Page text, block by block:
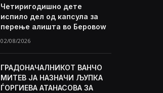
Четиригодишно дете
испило дел од капсула за
перење алишта во Беровоw
02/08/2026
ГРАДОНАЧАЛНИКОТ ВАНЧО
МИТЕВ ЈА НАЗНАЧИ ЉУПКА
ЃОРГИЕВА АТАНАСОВА ЗА